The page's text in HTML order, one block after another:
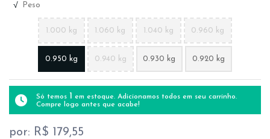
√ Peso
1.000 kg 1.060 kg 1.040 kg 0.960 kg
0.950 kg 0.940 kg 0.930 kg 0.920 kg
Só temos 1 em estoque. Adicionamos todos em seu carrinho.
Compre logo antes que acabe!
por: R$ 179,55